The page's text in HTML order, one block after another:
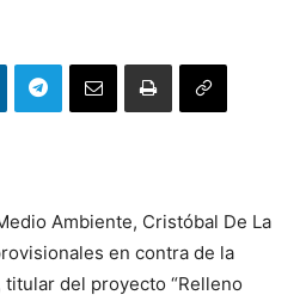
Ambiente, Cristóbal De La
en contra de la
del proyecto “Relleno